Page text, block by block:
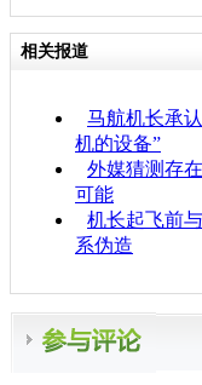
相关报道
马航机长承
机的设备”
外媒猜测存
可能
机长起飞前
系伪造